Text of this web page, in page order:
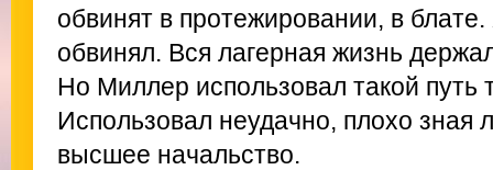
обвинят в протежировании, в
обвинял. Вся лагерная жизнь
Но Миллер использовал такой путь
Использовал неудачно, плохо зная
высшее начальство.